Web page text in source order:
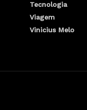
Tecnologia
Viagem
Vinicius Melo